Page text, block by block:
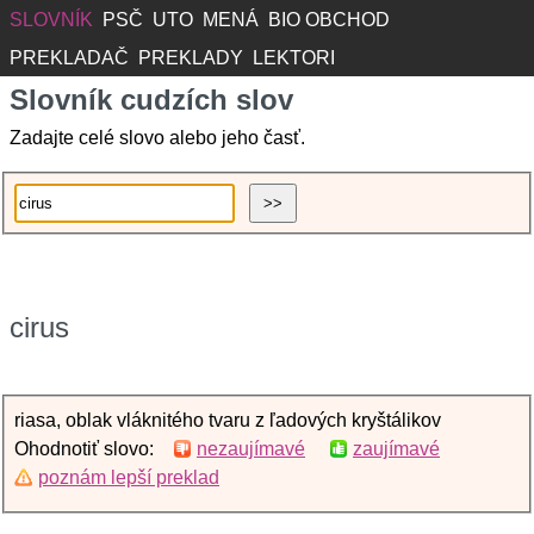
SLOVNÍK PSČ UTO MENÁ
BIO OBCHOD
PREKLADAČ
PREKLADY LEKTORI
Slovník cudzích slov
Zadajte celé slovo alebo jeho časť.
cirus
riasa, oblak vláknitého tvaru z ľadových kryštálikov
Ohodnotiť slovo:
nezaujímavé
zaujímavé
poznám lepší preklad